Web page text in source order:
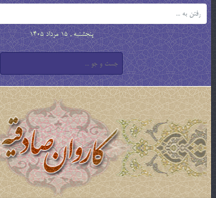
پنجشنبه , 15 مرداد 1405